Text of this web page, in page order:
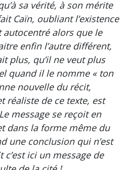
sa vérité, à son mérite
Caïn, oubliant l’existence
alors que le
enfin l’autre différent,
plus, qu’il ne veut plus
quand il le nomme « ton
nouvelle du récit,
réaliste de ce texte, est
message se reçoit en
dans la forme même du
une conclusion qui n’est
ici un message de